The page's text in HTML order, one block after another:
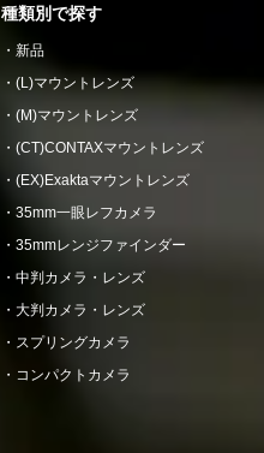
種類別で探す
新品
(L)マウントレンズ
(M)マウントレンズ
(CT)CONTAXマウントレンズ
(EX)Exaktaマウントレンズ
35mm一眼レフカメラ
35mmレンジファインダー
中判カメラ・レンズ
大判カメラ・レンズ
スプリングカメラ
コンパクトカメラ